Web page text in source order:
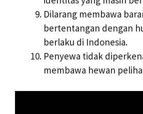
Dilarang membawa
bertentangan dengan
berlaku di Indonesia.
Penyewa tidak
membawa hewan